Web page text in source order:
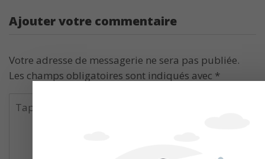
Ajouter votre commentaire
Votre adresse de messagerie ne sera pas publiée.
Les champs obligatoires sont indiqués avec *